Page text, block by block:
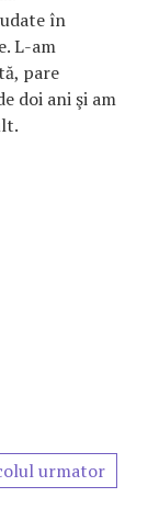
în
L-am
pare
doi ani şi am
urmator